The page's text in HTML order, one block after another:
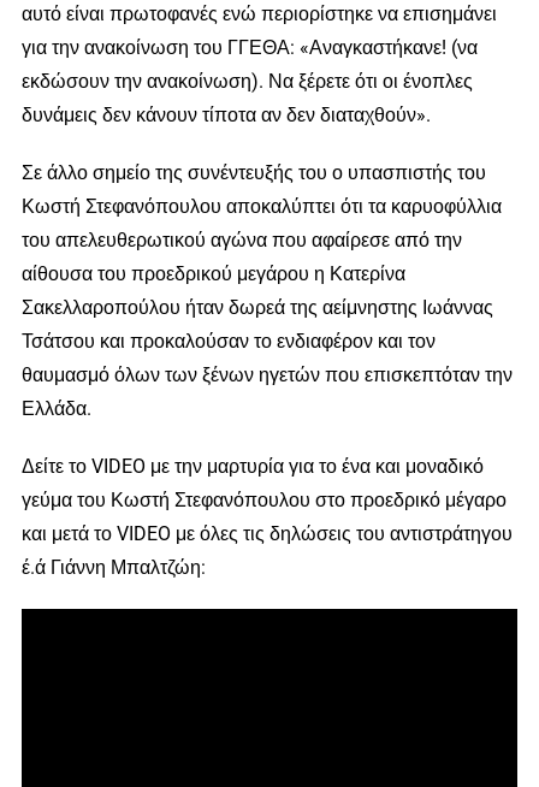
αυτό είναι πρωτοφανές ενώ περιορίστηκε να επισημάνει
για την ανακοίνωση του ΓΓΕΘΑ: «Αναγκαστήκανε! (να
εκδώσουν την ανακοίνωση). Να ξέρετε ότι οι ένοπλες
δυνάμεις δεν κάνουν τίποτα αν δεν διαταχθούν».
Σε άλλο σημείο της συνέντευξής του ο υπασπιστής του
Κωστή Στεφανόπουλου αποκαλύπτει ότι τα καρυοφύλλια
του απελευθερωτικού αγώνα που αφαίρεσε από την
αίθουσα του προεδρικού μεγάρου η Κατερίνα
Σακελλαροπούλου ήταν δωρεά της αείμνηστης Ιωάννας
Τσάτσου και προκαλούσαν το ενδιαφέρον και τον
θαυμασμό όλων των ξένων ηγετών που επισκεπτόταν την
Ελλάδα.
Δείτε το VIDEO με την μαρτυρία για το ένα και μοναδικό
γεύμα του Κωστή Στεφανόπουλου στο προεδρικό μέγαρο
και μετά το VIDEO με όλες τις δηλώσεις του αντιστράτηγου
έ.ά Γιάννη Μπαλτζώη: